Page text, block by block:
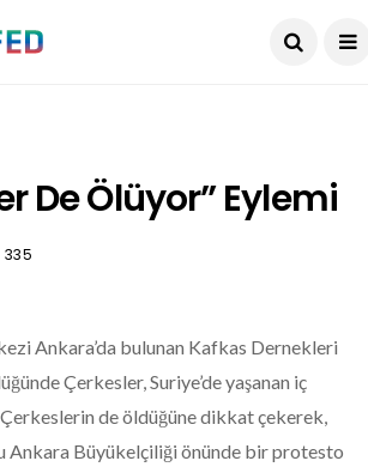
De Ölüyor” Eylemi
335
Ankara’da bulunan Kafkas Dernekleri
Çerkesler, Suriye’de yaşanan iç
de öldüğüne dikkat çekerek,
Ankara Büyükelçiliği önünde bir protesto